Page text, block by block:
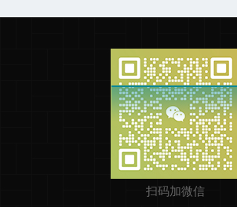
扫码加微信